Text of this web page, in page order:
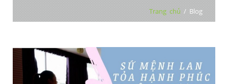
Trang chủ / Blog